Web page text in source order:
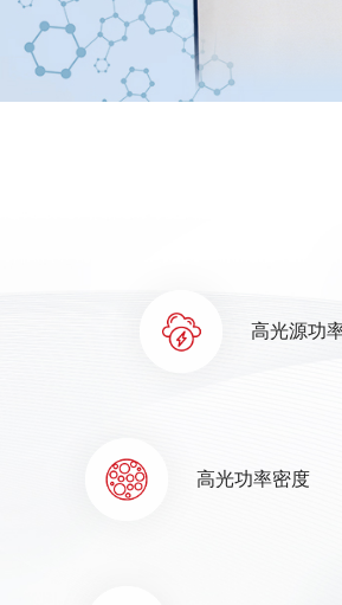
高光源功
高光功率密度